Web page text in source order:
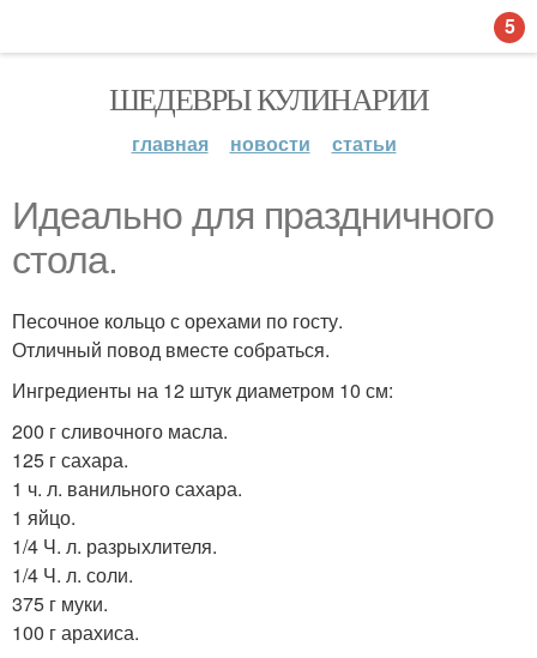
ШЕДЕВРЫ КУЛИНАРИИ
главная новости статьи
Идеально для праздничного
стола.
Песочное кольцо с орехами по госту.
Отличный повод вместе собраться.
Ингредиенты на 12 штук диаметром 10 см:
200 г сливочного масла.
125 г сахара.
1 ч. л. ванильного сахара.
1 яйцо.
1/4 Ч. л. разрыхлителя.
1/4 Ч. л. соли.
375 г муки.
100 г арахиса.
5